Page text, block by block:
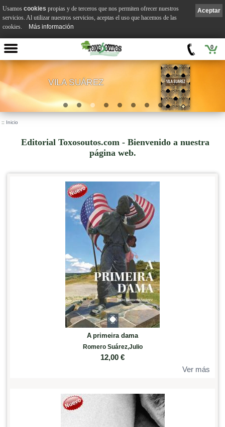
0
VILA SUÁREZ
:: Inicio
Editorial Toxosoutos.com - Bienvenido a nuestra
página web.
A primeira dama
Romero Suárez,Julio
12,00 €
Ver más
Aceptar
Usamos cookies propias y de terceros que nos permiten ofrecer nuestros
servicios. Al utilizar nuestros servicios, aceptas el uso que hacemos de las
cookies.
Más información